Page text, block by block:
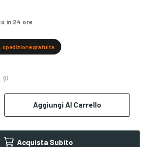
in 24 ore
spedizione gratuita
Aggiungi Al Carrello
Acquista Subito